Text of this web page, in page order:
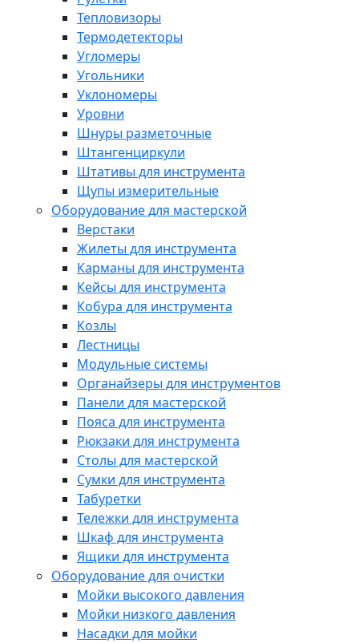
Тепловизоры
Термодетекторы
Угломеры
Угольники
Уклономеры
Уровни
Шнуры разметочные
Штангенциркули
Штативы для инструмента
Щупы измерительные
Оборудование для мастерской
Верстаки
Жилеты для инструмента
Карманы для инструмента
Кейсы для инструмента
Кобура для инструмента
Козлы
Лестницы
Модульные системы
Органайзеры для инструментов
Панели для мастерской
Пояса для инструмента
Рюкзаки для инструмента
Столы для мастерской
Сумки для инструмента
Табуретки
Тележки для инструмента
Шкаф для инструмента
Ящики для инструмента
Оборудование для очистки
Мойки высокого давления
Мойки низкого давления
Насадки для мойки